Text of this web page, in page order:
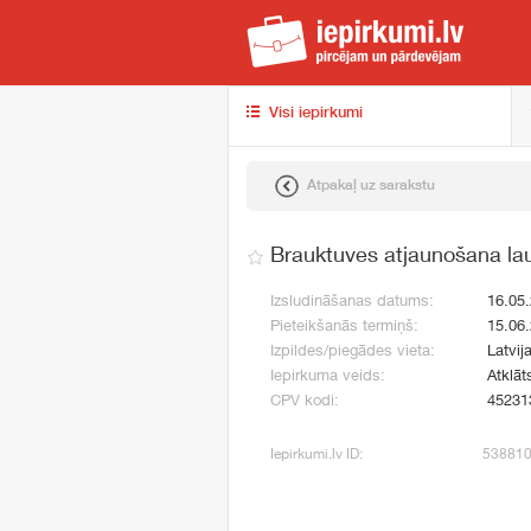
Visi iepirkumi
Atpakaļ uz sarakstu
Brauktuves atjaunošana
Izsludināšanas datums:
Pieteikšanās termiņš:
Izpildes/piegādes vieta:
Iepirkuma veids:
CPV kodi:
Iepirkumi.lv ID: